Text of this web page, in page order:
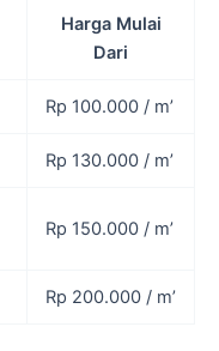
Harga Mulai
Dari
Rp 100.000 / m’
Rp 130.000 / m’
Rp 150.000 / m’
Rp 200.000 / m’